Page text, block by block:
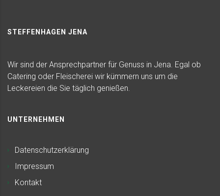
STEFFENHAGEN JENA
Wir sind der Ansprechpartner für Genuss in Jena. Egal ob
Catering oder Fleischerei wir kümmern uns um die
Leckereien die Sie täglich genießen.
UNTERNEHMEN
Datenschutzerklärung
Impressum
Kontakt